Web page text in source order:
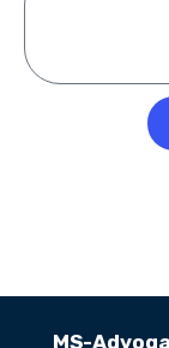
MS-